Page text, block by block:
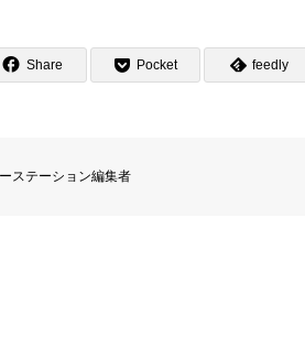
Share Pocket feedly
ステーション編集者